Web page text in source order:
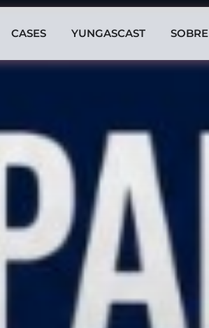
CASES YUNGASCAST SOBRE